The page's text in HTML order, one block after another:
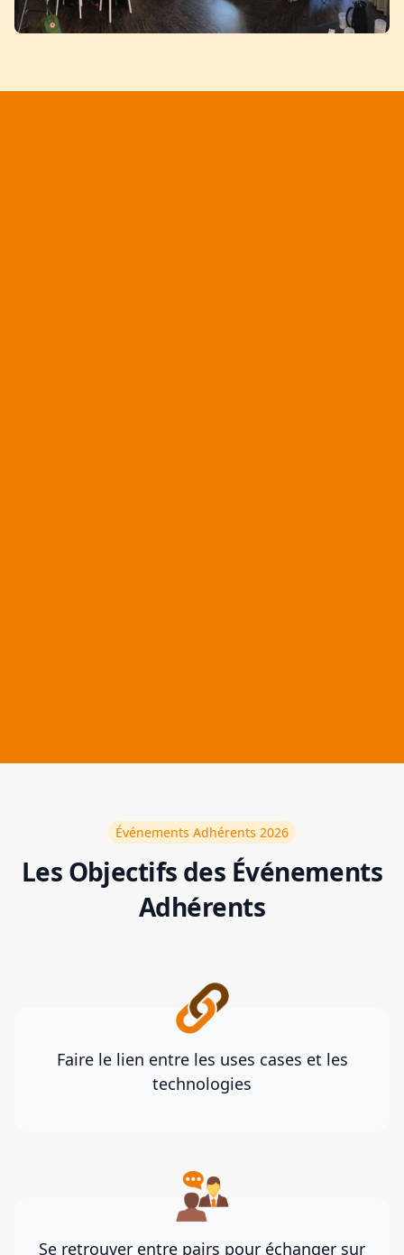
Événements Adhérents 2026
Les Objectifs des Événements
Adhérents
Faire le lien entre les uses cases et les
technologies
Se retrouver entre pairs pour échanger sur